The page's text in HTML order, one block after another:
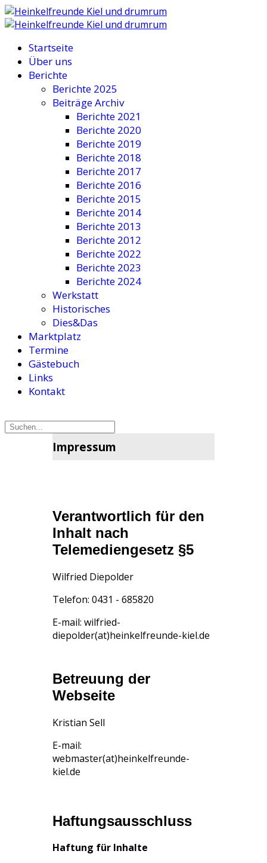
Startseite
Über uns
Berichte
Berichte 2025
Beiträge Archiv
Berichte 2021
Berichte 2020
Berichte 2019
Berichte 2018
Berichte 2017
Berichte 2016
Berichte 2015
Berichte 2014
Berichte 2013
Berichte 2012
Berichte 2022
Berichte 2023
Berichte 2024
Werkstatt
Historisches
Dies&Das
Marktplatz
Termine
Gästebuch
Links
Kontakt
Impressum
Verantwortlich für den
Inhalt nach
Telemediengesetz §5
Wilfried Diepolder
Telefon: 0431 - 685820
E-mail: wilfried-
diepolder(at)heinkelfreunde-kiel.de
Betreuung der
Webseite
Kristian Sell
E-mail:
webmaster(at)heinkelfreunde-
kiel.de
Haftungsausschluss
Haftung für Inhalte